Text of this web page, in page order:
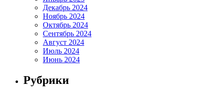
Декабрь 2024
Ноябрь 2024
Октябрь 2024
Сентябрь 2024
Август 2024
Июль 2024
Июнь 2024
Рубрики